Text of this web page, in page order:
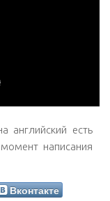
английский есть
написания
Вконтакте